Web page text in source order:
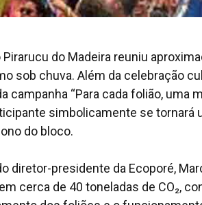
Pirarucu do Madeira reuniu
sob chuva. Além da celebração
campanha “Para cada folião, uma
simbolicamente se tornará
do bloco.
diretor-presidente da Ecoporé,
cerca de 40 toneladas de CO₂,